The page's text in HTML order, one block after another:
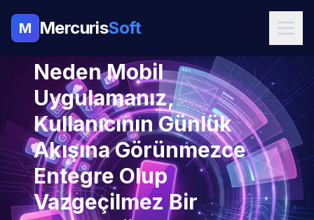
M MercurisSoft
Neden Mobil
Uygulamanız,
Kullanıcının Günlük
Akışına Görünmezce
Entegre Olup
Vazgeçilmez Bir